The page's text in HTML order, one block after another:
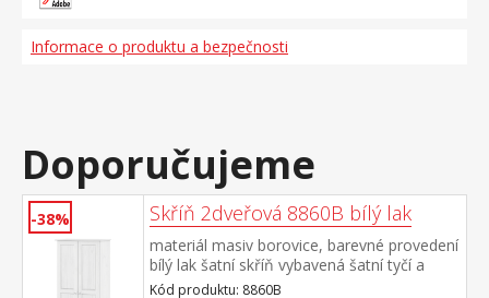
Informace o produktu a bezpečnosti
Doporučujeme
-38% Skříň 2dveřová 8860B bílý lak
materiál masiv borovice, barevné provedení
bílý lak šatní skříň vybavená šatní tyčí a
policí doporučený nástavec 8861B
Kód produktu: 8860B